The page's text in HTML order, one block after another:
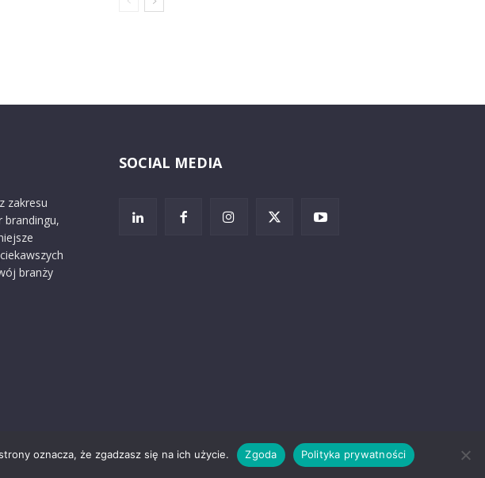
zakresu
brandingu,
branży
SOCIAL MEDIA
O nas Reklama Zastrzeżenia prawne
oznacza, że zgadzasz się na ich użycie. Zgoda Polityka prywatności